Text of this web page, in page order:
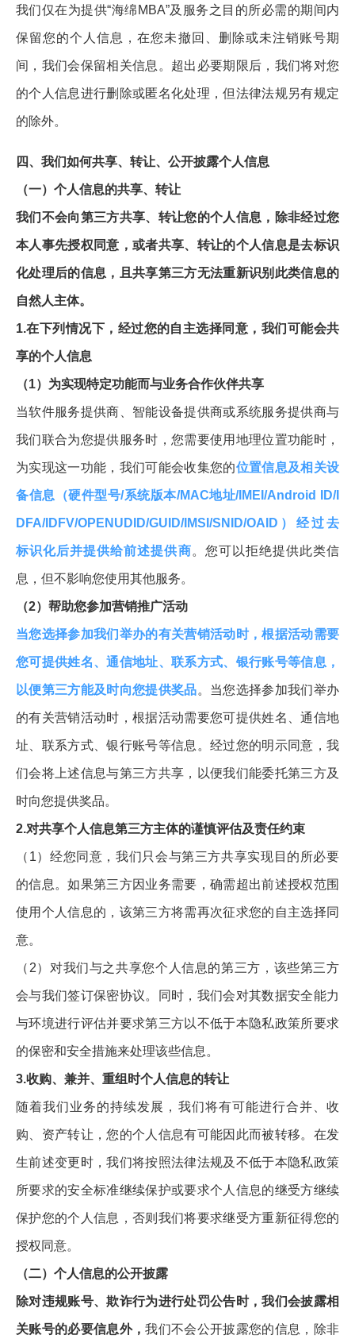
我们仅在为提供“海绵MBA”及服务之目的所必需的期间内
保留您的个人信息，在您未撤回、删除或未注销账号期
间，我们会保留相关信息。超出必要期限后，我们将对您
的个人信息进行删除或匿名化处理，但法律法规另有规定
的除外。
四、我们如何共享、转让、公开披露个人信息
（一）个人信息的共享、转让
我们不会向第三方共享、转让您的个人信息，除非经过您
本人事先授权同意，或者共享、转让的个人信息是去标识
化处理后的信息，且共享第三方无法重新识别此类信息的
自然人主体。
1.在下列情况下，经过您的自主选择同意，我们可能会共
享的个人信息
（1）为实现特定功能而与业务合作伙伴共享
当软件服务提供商、智能设备提供商或系统服务提供商与
我们联合为您提供服务时，您需要使用地理位置功能时，
为实现这一功能，我们可能会收集您的位置信息及相关设
备信息（硬件型号/系统版本/MAC地址/IMEI/Android ID/I
DFA/IDFV/OPENUDID/GUID/IMSI/SNID/OAID）经过去
标识化后并提供给前述提供商。您可以拒绝提供此类信
息，但不影响您使用其他服务。
（2）帮助您参加营销推广活动
当您选择参加我们举办的有关营销活动时，根据活动需要
您可提供姓名、通信地址、联系方式、银行账号等信息，
以便第三方能及时向您提供奖品。当您选择参加我们举办
的有关营销活动时，根据活动需要您可提供姓名、通信地
址、联系方式、银行账号等信息。经过您的明示同意，我
们会将上述信息与第三方共享，以便我们能委托第三方及
时向您提供奖品。
2.对共享个人信息第三方主体的谨慎评估及责任约束
（1）经您同意，我们只会与第三方共享实现目的所必要
的信息。如果第三方因业务需要，确需超出前述授权范围
使用个人信息的，该第三方将需再次征求您的自主选择同
意。
（2）对我们与之共享您个人信息的第三方，该些第三方
会与我们签订保密协议。同时，我们会对其数据安全能力
与环境进行评估并要求第三方以不低于本隐私政策所要求
的保密和安全措施来处理该些信息。
3.收购、兼并、重组时个人信息的转让
随着我们业务的持续发展，我们将有可能进行合并、收
购、资产转让，您的个人信息有可能因此而被转移。在发
生前述变更时，我们将按照法律法规及不低于本隐私政策
所要求的安全标准继续保护或要求个人信息的继受方继续
保护您的个人信息，否则我们将要求继受方重新征得您的
授权同意。
（二）个人信息的公开披露
除对违规账号、欺诈行为进行处罚公告时，我们会披露相
关账号的必要信息外，我们不会公开披露您的信息，除非